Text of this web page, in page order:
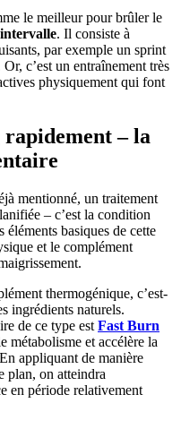
le meilleur pour brûler le
. Il consiste à
par exemple un sprint
c’est un entraînement très
physiquement qui font
– la
mentionné, un traitement
– c’est la condition
basiques de cette
et le complément
thermogénique, c’est-
ingrédients naturels.
de ce type est Fast Burn
métabolisme et accélère la
appliquant de manière
plan, on atteindra
en période relativement